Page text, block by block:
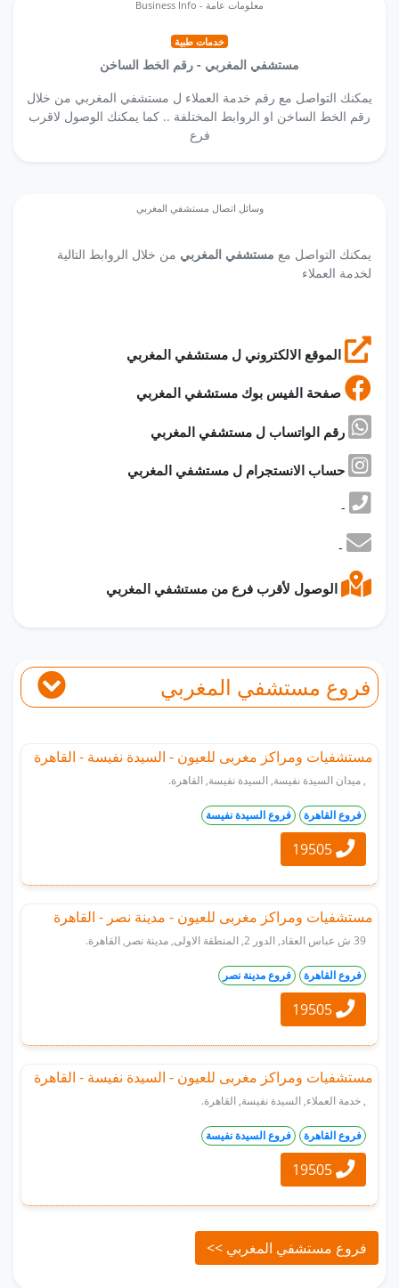
Business Info - معلومات عامة
خدمات طبية
مستشفي المغربي - رقم الخط الساخن
يمكنك التواصل مع رقم خدمة العملاء ل مستشفي المغربي من خلال
رقم الخط الساخن او الروابط المختلفة .. كما يمكنك الوصول لاقرب
فرع
وسائل اتصال مستشفي المغربي
يمكنك التواصل مع مستشفي المغربي من خلال الروابط التالية
لخدمة العملاء
-
-
فروع مستشفي المغربي
مستشفيات ومراكز مغربى للعيون - السيدة نفيسة - القاهرة
, ميدان السيدة نفيسة, السيدة نفيسة, القاهرة.
فروع القاهرة فروع السيدة نفيسة
مستشفيات ومراكز مغربى للعيون - مدينة نصر - القاهرة
39 ش عباس العقاد, الدور 2, المنطقة الاولى, مدينة نصر, القاهرة.
فروع القاهرة فروع مدينة نصر
مستشفيات ومراكز مغربى للعيون - السيدة نفيسة - القاهرة
, خدمة العملاء, السيدة نفيسة, القاهرة.
فروع القاهرة فروع السيدة نفيسة
فروع مستشفي المغربي >>